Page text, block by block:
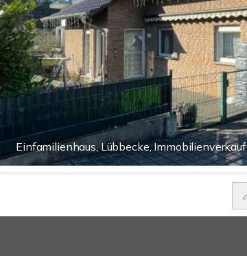
Einfamilienhaus, Lübbecke, Immobilienverkauf